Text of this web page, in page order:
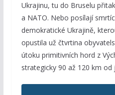
Ukrajinu, tu do Bruselu
a NATO. Nebo posílají
demokratické Ukrajině,
opustila už čtvrtina
útoku primitivních hord z
strategicky 90 až 120 km od